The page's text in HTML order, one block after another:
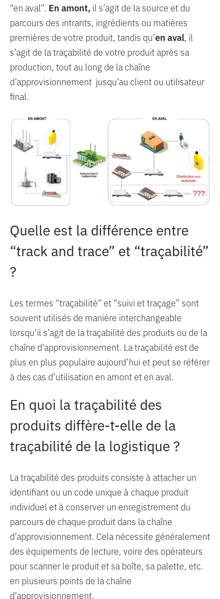
“en aval”. En amont,il s’agit de la source et du
parcours des intrants, ingrédients ou matières
premières de votre produit, tandis qu’en aval, il
s’agit de la traçabilité de votre produit après sa
production, tout au long de la chaîne
d’approvisionnement jusqu’au client ou utilisateur
final.
Quelle est la différence entre
“track and trace” et “traçabilité”
?
Les termes “traçabilité” et “suivi et traçage” sont
souvent utilisés de manière interchangeable
lorsqu’il s’agit de la traçabilité des produits ou de la
chaîne d’approvisionnement. La traçabilité est de
plus en plus populaire aujourd’hui et peut se référer
à des cas d’utilisation en amont et en aval.
En quoi la traçabilité des
produits diffère-t-elle de la
traçabilité de la logistique ?
La traçabilité des produits consiste à attacher un
identifiant ou un code unique à chaque produit
individuel et à conserver un enregistrement du
parcours de chaque produit dans la chaîne
d’approvisionnement. Cela nécessite généralement
des équipements de lecture, voire des opérateurs
pour scanner le produit et sa boîte, sa palette, etc.
en plusieurs points de la chaîne
d’approvisionnement.